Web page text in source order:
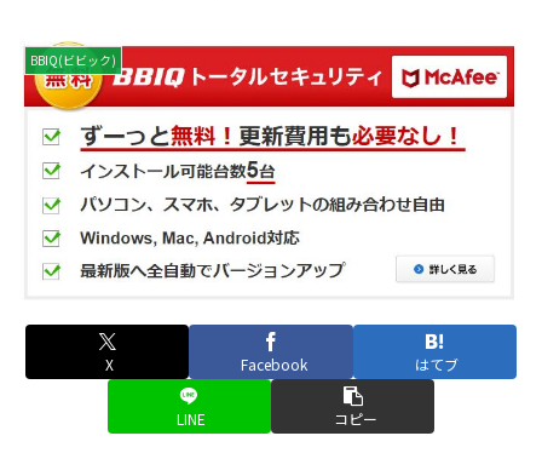
BBIQ(ビビック)
X Facebook はてブ
LINE コピー